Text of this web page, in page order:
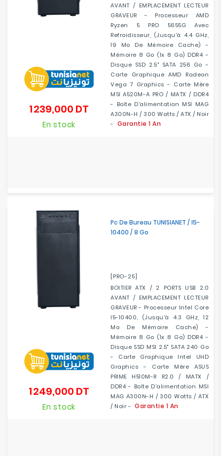
AVANT / EMPLACEMENT LECTEUR
GRAVEUR - Processeur AMD
Ryzen 5 PRO 5655G Avec
Refroidisseur, (jusqu'à 4.4 GHz,
19 Mo De Mémoire Cache) -
Mémoire 8 Go (1x 8 Go) DDR4 -
Disque SSD 2.5" SATA 256 Go -
Carte Graphique AMD Radeon
Vega 7 Graphics - Carte Mère
MSI A520M-A PRO / MATX / DDR4
- Boîte D'alimentation MSI MAG
A300N-H / 300 Watts / ATX / Noir
- Garantie 1 An
1 239,000 DT
En stock
Pc De Bureau TUNISIANET / I5-
10400 / 8 Go
[PRO-25]
BOITIER ATX / 2 PORTS USB 2.0
AVANT / EMPLACEMENT LECTEUR
GRAVEUR - Processeur Intel Core
I5-10400, (jusqu'à 4.3 GHz, 12
Mo De Mémoire Cache) -
Mémoire 8 Go (1x 8 Go) DDR4 -
Disque SSD MSI 2.5" SATA 240 Go
- Carte Graphique Intel UHD
Graphics - Carte Mère ASUS
PRIME H510M-R R2.0 / MATX /
DDR4 - Boîte D'alimentation MSI
MAG A300N-H / 300 Watts / ATX
/ Noir - Garantie 1 An
1 249,000 DT
En stock